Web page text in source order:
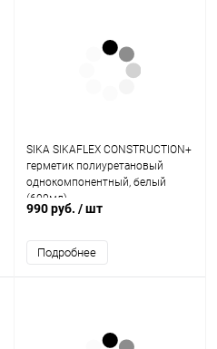
SIKA SIKAFLEX CONSTRUCTION+
герметик полиуретановый
однокомпонентный, белый
(600мл)
990 руб. / шт
Подробнее